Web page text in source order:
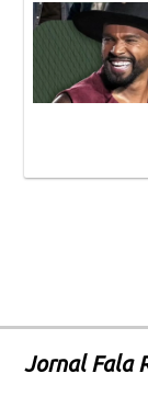
Jornal Fala